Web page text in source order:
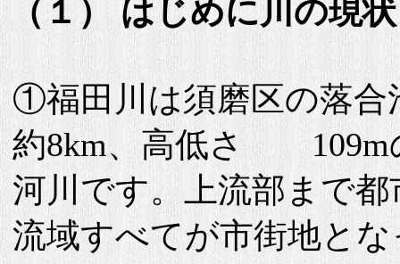
（１） はじめに川の現
①福田川は須磨区の落合
約8km、高低さ 109m
河川です。上流部まで
流域すべてが市街地と